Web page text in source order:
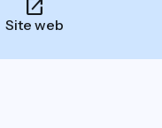
Site web